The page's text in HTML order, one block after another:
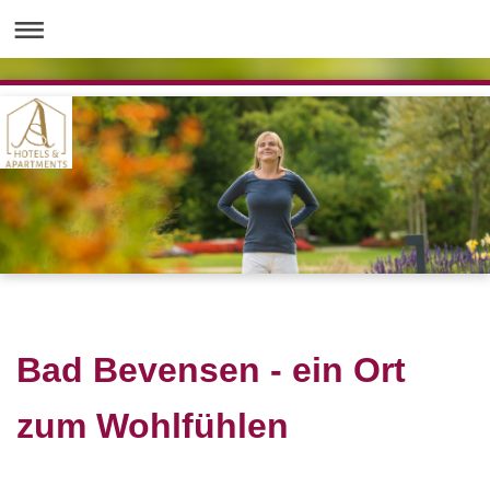
Bad Bevensen - ein Ort
zum Wohlfühlen